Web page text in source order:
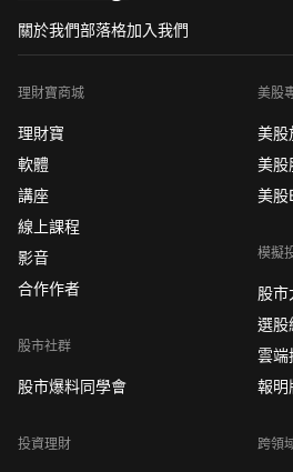
關於我們部落格加入我們
理財寶商城
理財寶
軟體
講座
線上課程
影音
合作作者
股市社群
股市爆料同學會
投資理財
美股
美股
美股
美股
模擬
股市
選股
雲端
報明
跨領